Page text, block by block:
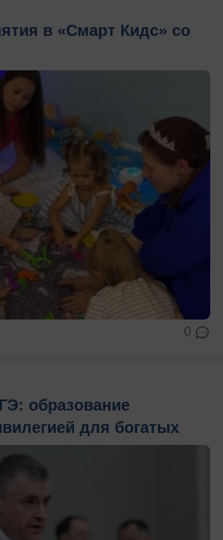
в «Смарт Кидс» со
0
образование
для богатых